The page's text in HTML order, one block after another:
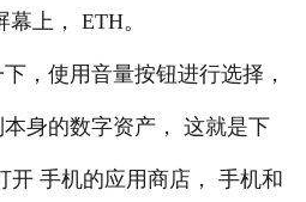
上， ETH。
，使用音量按钮进行选择，
身的数字资产， 这就是下
开 手机的应用商店， 手机和